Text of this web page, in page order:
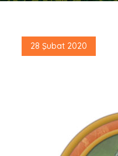
Posted
28 Şubat 2020